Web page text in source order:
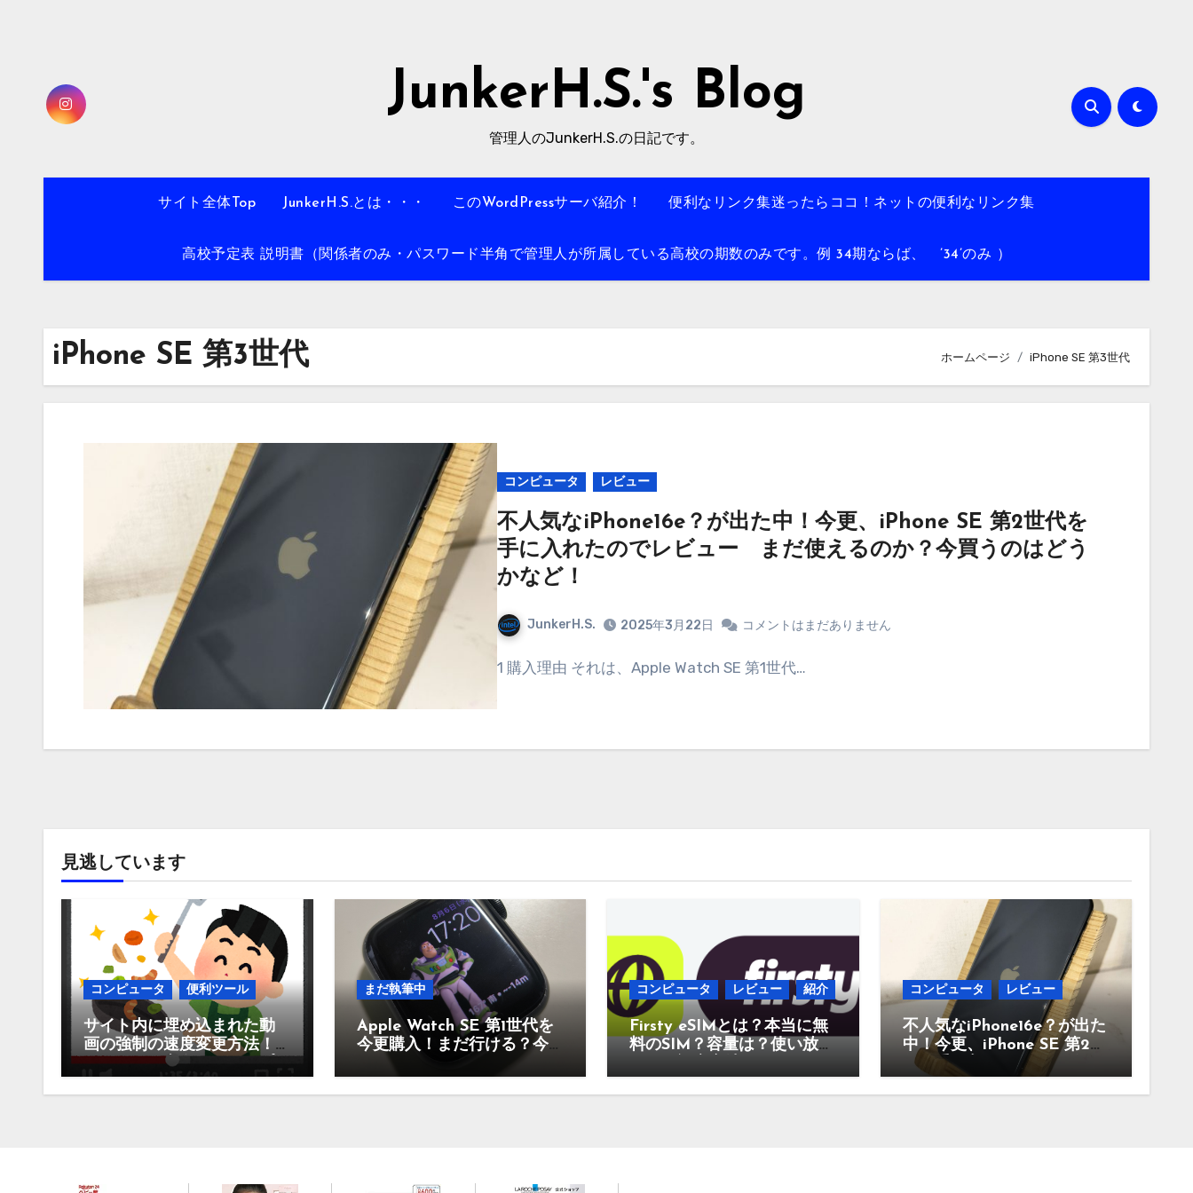
JunkerH.S.'s Blog
管理人のJunkerH.S.の日記です。
サイト全体Top JunkerH.S.とは・・・ このWordPressサーバ紹介！ 便利なリンク集迷ったらココ！ネットの便利なリンク集
高校予定表 説明書（関係者のみ・パスワード半角で管理人が所属している高校の期数のみです。例 34期ならば、 ’34’のみ ）
iPhone SE 第3世代 ホームページ iPhone SE 第3世代
コンピュータ レビュー
不人気なiPhone16e？が出た中！今更、iPhone SE 第2世代を
手に入れたのでレビュー まだ使えるのか？今買うのはどう
かなど！
JunkerH.S. 2025年3月22日 コメントはまだありません
1 購入理由 それは、Apple Watch SE 第1世代…
見逃しています
コンピュータ 便利ツール
サイト内に埋め込まれた動
画の強制の速度変更方法！
Youtubeや東進、スタサプな
どなど
まだ執筆中
Apple Watch SE 第1世代を
今更購入！まだ行ける？今
コンピュータ レビュー 紹介
Firsty eSIMとは？本当に無
料のSIM？容量は？使い放題
疑問に答えていきます。
コンピュータ レビュー
不人気なiPhone16e？が出た
中！今更、iPhone SE 第2世
代を手に入れたのでレビュ
ー まだ使えるのか？今買